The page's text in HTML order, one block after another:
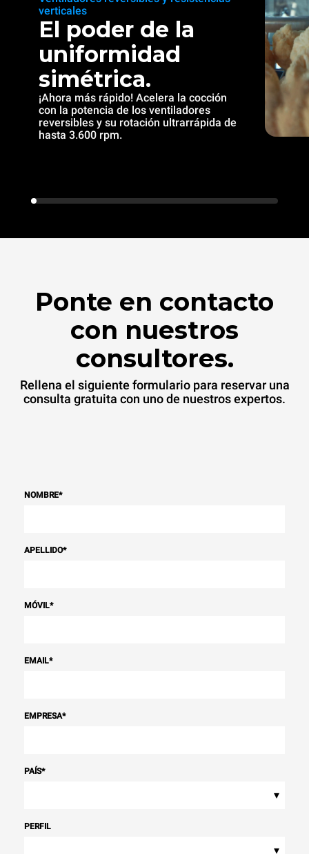
verticales
El poder de la
uniformidad
simétrica.
¡Ahora más rápido! Acelera la cocción
con la potencia de los ventiladores
reversibles y su rotación ultrarrápida de
hasta 3.600 rpm.
Ponte en contacto
con nuestros
consultores.
Rellena el siguiente formulario para reservar una
consulta gratuita con uno de nuestros expertos.
NOMBRE*
APELLIDO*
MÓVIL*
EMAIL*
EMPRESA*
PAÍS*
▾
PERFIL
▾